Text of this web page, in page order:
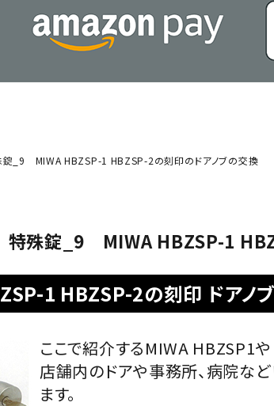
玄関
室
内
錠
ドアノ
ブ交
防犯対策
錠_9 MIWA HBZSP-1 HBZSP-2の刻印のドアノブの交換
特殊錠_9 MIWA HBZSP-1
1 HBZSP-2の刻印 ドアノ
ここで紹介するMIWA HBZSP1や
店舗内のドアや事務所、病院な
ます。